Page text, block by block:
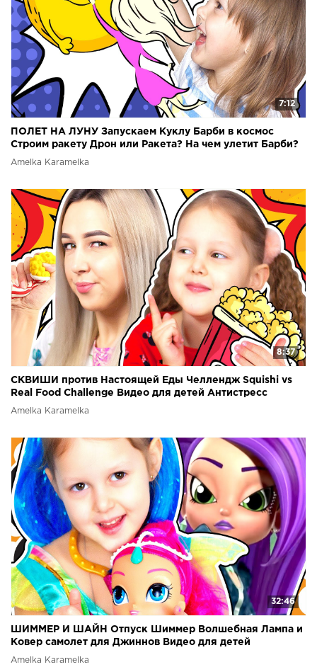
7:12
ПОЛЕТ НА ЛУНУ Запускаем Куклу Барби в космос
Строим ракету Дрон или Ракета? На чем улетит Барби?
Amelka Karamelka
8:37
СКВИШИ против Настоящей Еды Челлендж Squishi vs
Real Food Challenge Видео для детей Антистресс
Amelka Karamelka
32:46
ШИММЕР И ШАЙН Отпуск Шиммер Волшебная Лампа и
Ковер самолет для Джиннов Видео для детей
Amelka Karamelka